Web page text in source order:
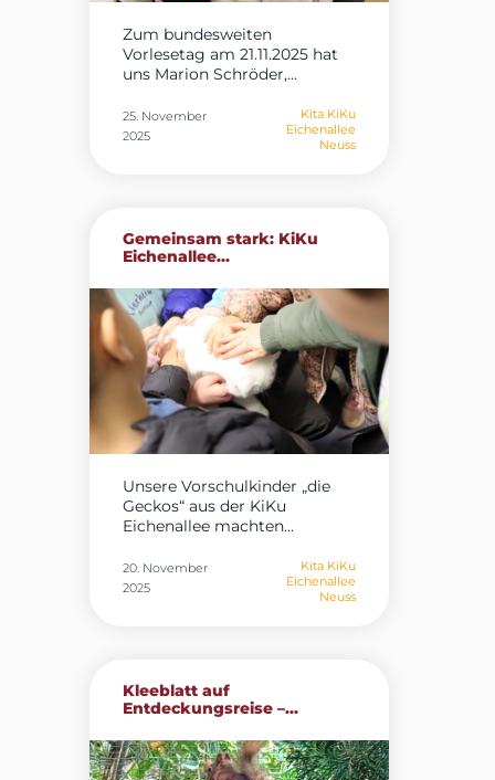
Zum bundesweiten
Vorlesetag am 21.11.2025 hat
uns Marion Schröder,...
25. November
2025
Kita KiKu
Eichenallee
Neuss
Gemeinsam stark: KiKu
Eichenallee...
Unsere Vorschulkinder „die
Geckos“ aus der KiKu
Eichenallee machten...
20. November
2025
Kita KiKu
Eichenallee
Neuss
Kleeblatt auf
Entdeckungsreise –...